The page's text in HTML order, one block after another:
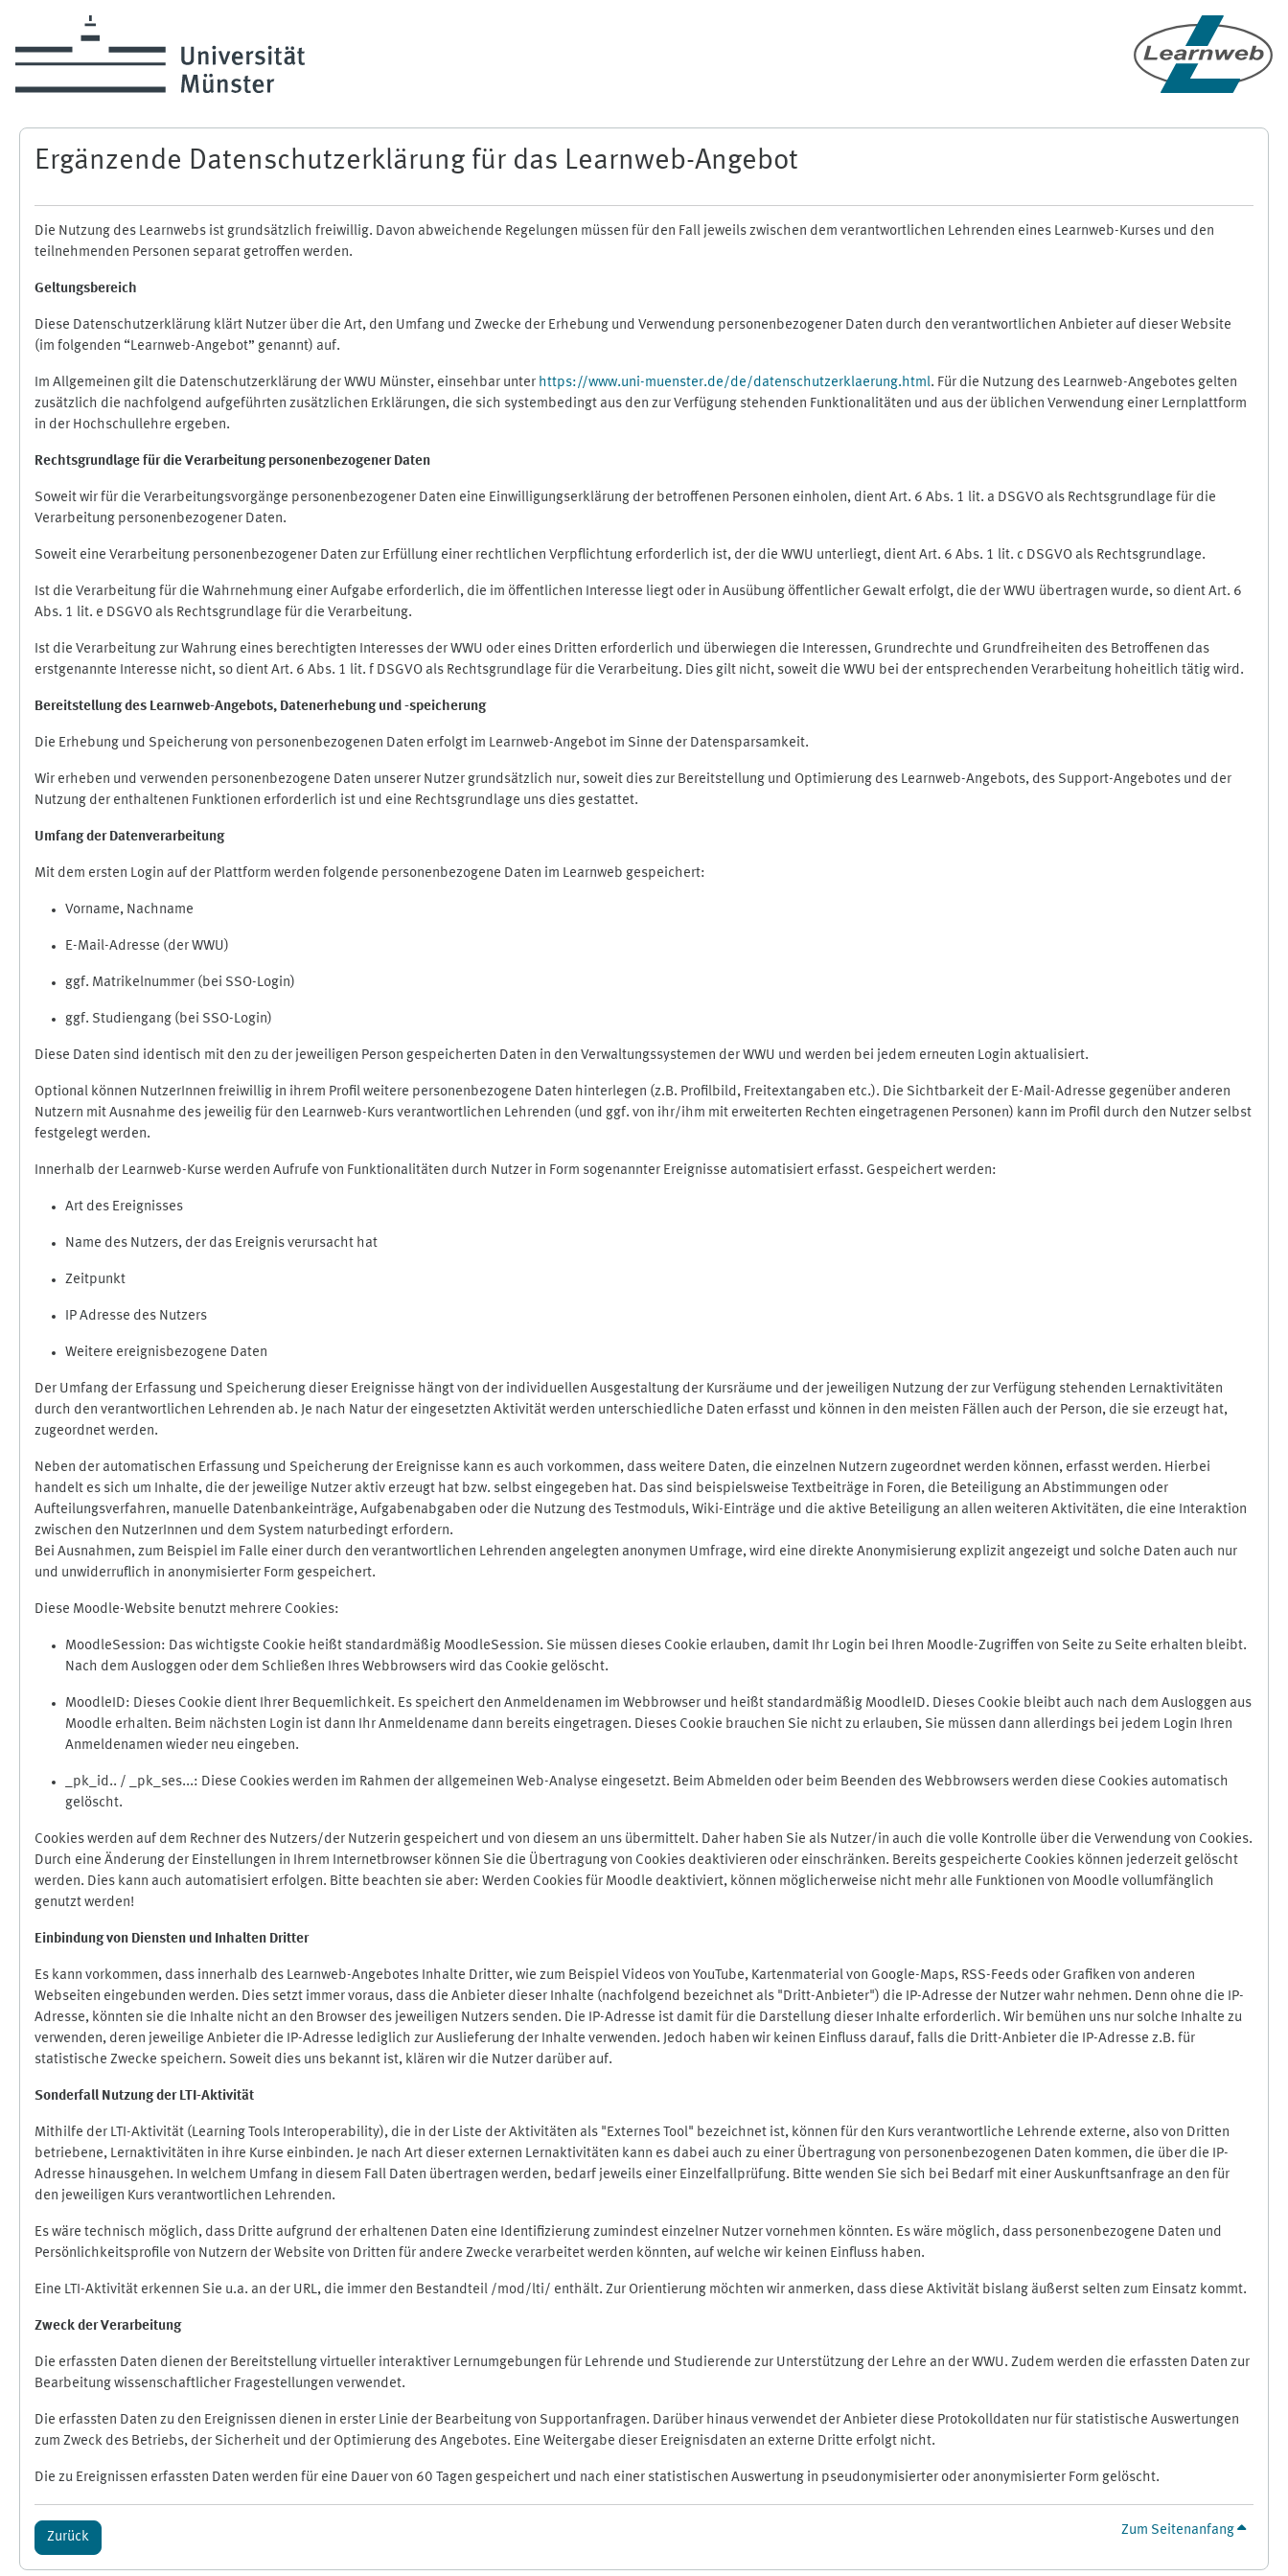
Ergänzende Datenschutzerklärung für das Learnweb-Angebot
Die Nutzung des Learnwebs ist grundsätzlich freiwillig. Davon abweichende Regelungen müssen für den Fall jeweils zwischen dem verantwortlichen Lehrenden eines Learnweb-Kurses und den
teilnehmenden Personen separat getroffen werden.
Geltungsbereich
Diese Datenschutzerklärung klärt Nutzer über die Art, den Umfang und Zwecke der Erhebung und Verwendung personenbezogener Daten durch den verantwortlichen Anbieter auf dieser Website
(im folgenden “Learnweb-Angebot” genannt) auf.
Im Allgemeinen gilt die Datenschutzerklärung der WWU Münster, einsehbar unter https://www.uni-muenster.de/de/datenschutzerklaerung.html. Für die Nutzung des Learnweb-Angebotes gelten
zusätzlich die nachfolgend aufgeführten zusätzlichen Erklärungen, die sich systembedingt aus den zur Verfügung stehenden Funktionalitäten und aus der üblichen Verwendung einer Lernplattform
in der Hochschullehre ergeben.
Rechtsgrundlage für die Verarbeitung personenbezogener Daten
Soweit wir für die Verarbeitungsvorgänge personenbezogener Daten eine Einwilligungserklärung der betroffenen Personen einholen, dient Art. 6 Abs. 1 lit. a DSGVO als Rechtsgrundlage für die
Verarbeitung personenbezogener Daten.
Soweit eine Verarbeitung personenbezogener Daten zur Erfüllung einer rechtlichen Verpflichtung erforderlich ist, der die WWU unterliegt, dient Art. 6 Abs. 1 lit. c DSGVO als Rechtsgrundlage.
Ist die Verarbeitung für die Wahrnehmung einer Aufgabe erforderlich, die im öffentlichen Interesse liegt oder in Ausübung öffentlicher Gewalt erfolgt, die der WWU übertragen wurde, so dient Art. 6
Abs. 1 lit. e DSGVO als Rechtsgrundlage für die Verarbeitung.
Ist die Verarbeitung zur Wahrung eines berechtigten Interesses der WWU oder eines Dritten erforderlich und überwiegen die Interessen, Grundrechte und Grundfreiheiten des Betroffenen das
erstgenannte Interesse nicht, so dient Art. 6 Abs. 1 lit. f DSGVO als Rechtsgrundlage für die Verarbeitung. Dies gilt nicht, soweit die WWU bei der entsprechenden Verarbeitung hoheitlich tätig wird.
Bereitstellung des Learnweb-Angebots, Datenerhebung und -speicherung
Die Erhebung und Speicherung von personenbezogenen Daten erfolgt im Learnweb-Angebot im Sinne der Datensparsamkeit.
Wir erheben und verwenden personenbezogene Daten unserer Nutzer grundsätzlich nur, soweit dies zur Bereitstellung und Optimierung des Learnweb-Angebots, des Support-Angebotes und der
Nutzung der enthaltenen Funktionen erforderlich ist und eine Rechtsgrundlage uns dies gestattet.
Umfang der Datenverarbeitung
Mit dem ersten Login auf der Plattform werden folgende personenbezogene Daten im Learnweb gespeichert:
Vorname, Nachname
E-Mail-Adresse (der WWU)
ggf. Matrikelnummer (bei SSO-Login)
ggf. Studiengang (bei SSO-Login)
Diese Daten sind identisch mit den zu der jeweiligen Person gespeicherten Daten in den Verwaltungssystemen der WWU und werden bei jedem erneuten Login aktualisiert.
Optional können NutzerInnen freiwillig in ihrem Profil weitere personenbezogene Daten hinterlegen (z.B. Profilbild, Freitextangaben etc.). Die Sichtbarkeit der E-Mail-Adresse gegenüber anderen
Nutzern mit Ausnahme des jeweilig für den Learnweb-Kurs verantwortlichen Lehrenden (und ggf. von ihr/ihm mit erweiterten Rechten eingetragenen Personen) kann im Profil durch den Nutzer selbst
festgelegt werden.
Innerhalb der Learnweb-Kurse werden Aufrufe von Funktionalitäten durch Nutzer in Form sogenannter Ereignisse automatisiert erfasst. Gespeichert werden:
Art des Ereignisses
Name des Nutzers, der das Ereignis verursacht hat
Zeitpunkt
IP Adresse des Nutzers
Weitere ereignisbezogene Daten
Der Umfang der Erfassung und Speicherung dieser Ereignisse hängt von der individuellen Ausgestaltung der Kursräume und der jeweiligen Nutzung der zur Verfügung stehenden Lernaktivitäten
durch den verantwortlichen Lehrenden ab. Je nach Natur der eingesetzten Aktivität werden unterschiedliche Daten erfasst und können in den meisten Fällen auch der Person, die sie erzeugt hat,
zugeordnet werden.
Neben der automatischen Erfassung und Speicherung der Ereignisse kann es auch vorkommen, dass weitere Daten, die einzelnen Nutzern zugeordnet werden können, erfasst werden. Hierbei
handelt es sich um Inhalte, die der jeweilige Nutzer aktiv erzeugt hat bzw. selbst eingegeben hat. Das sind beispielsweise Textbeiträge in Foren, die Beteiligung an Abstimmungen oder
Aufteilungsverfahren, manuelle Datenbankeinträge, Aufgabenabgaben oder die Nutzung des Testmoduls, Wiki-Einträge und die aktive Beteiligung an allen weiteren Aktivitäten, die eine Interaktion
zwischen den NutzerInnen und dem System naturbedingt erfordern.
Bei Ausnahmen, zum Beispiel im Falle einer durch den verantwortlichen Lehrenden angelegten anonymen Umfrage, wird eine direkte Anonymisierung explizit angezeigt und solche Daten auch nur
und unwiderruflich in anonymisierter Form gespeichert.
Diese Moodle-Website benutzt mehrere Cookies:
MoodleSession: Das wichtigste Cookie heißt standardmäßig MoodleSession. Sie müssen dieses Cookie erlauben, damit Ihr Login bei Ihren Moodle-Zugriffen von Seite zu Seite erhalten bleibt.
Nach dem Ausloggen oder dem Schließen Ihres Webbrowsers wird das Cookie gelöscht.
MoodleID: Dieses Cookie dient Ihrer Bequemlichkeit. Es speichert den Anmeldenamen im Webbrowser und heißt standardmäßig MoodleID. Dieses Cookie bleibt auch nach dem Ausloggen aus
Moodle erhalten. Beim nächsten Login ist dann Ihr Anmeldename dann bereits eingetragen. Dieses Cookie brauchen Sie nicht zu erlauben, Sie müssen dann allerdings bei jedem Login Ihren
Anmeldenamen wieder neu eingeben.
_pk_id.. / _pk_ses...: Diese Cookies werden im Rahmen der allgemeinen Web-Analyse eingesetzt. Beim Abmelden oder beim Beenden des Webbrowsers werden diese Cookies automatisch
gelöscht.
Cookies werden auf dem Rechner des Nutzers/der Nutzerin gespeichert und von diesem an uns übermittelt. Daher haben Sie als Nutzer/in auch die volle Kontrolle über die Verwendung von Cookies.
Durch eine Änderung der Einstellungen in Ihrem Internetbrowser können Sie die Übertragung von Cookies deaktivieren oder einschränken. Bereits gespeicherte Cookies können jederzeit gelöscht
werden. Dies kann auch automatisiert erfolgen. Bitte beachten sie aber: Werden Cookies für Moodle deaktiviert, können möglicherweise nicht mehr alle Funktionen von Moodle vollumfänglich
genutzt werden!
Einbindung von Diensten und Inhalten Dritter
Es kann vorkommen, dass innerhalb des Learnweb-Angebotes Inhalte Dritter, wie zum Beispiel Videos von YouTube, Kartenmaterial von Google-Maps, RSS-Feeds oder Grafiken von anderen
Webseiten eingebunden werden. Dies setzt immer voraus, dass die Anbieter dieser Inhalte (nachfolgend bezeichnet als "Dritt-Anbieter") die IP-Adresse der Nutzer wahr nehmen. Denn ohne die IP-
Adresse, könnten sie die Inhalte nicht an den Browser des jeweiligen Nutzers senden. Die IP-Adresse ist damit für die Darstellung dieser Inhalte erforderlich. Wir bemühen uns nur solche Inhalte zu
verwenden, deren jeweilige Anbieter die IP-Adresse lediglich zur Auslieferung der Inhalte verwenden. Jedoch haben wir keinen Einfluss darauf, falls die Dritt-Anbieter die IP-Adresse z.B. für
statistische Zwecke speichern. Soweit dies uns bekannt ist, klären wir die Nutzer darüber auf.
Sonderfall Nutzung der LTI-Aktivität
Mithilfe der LTI-Aktivität (Learning Tools Interoperability), die in der Liste der Aktivitäten als "Externes Tool" bezeichnet ist, können für den Kurs verantwortliche Lehrende externe, also von Dritten
betriebene, Lernaktivitäten in ihre Kurse einbinden. Je nach Art dieser externen Lernaktivitäten kann es dabei auch zu einer Übertragung von personenbezogenen Daten kommen, die über die IP-
Adresse hinausgehen. In welchem Umfang in diesem Fall Daten übertragen werden, bedarf jeweils einer Einzelfallprüfung. Bitte wenden Sie sich bei Bedarf mit einer Auskunftsanfrage an den für
den jeweiligen Kurs verantwortlichen Lehrenden.
Es wäre technisch möglich, dass Dritte aufgrund der erhaltenen Daten eine Identifizierung zumindest einzelner Nutzer vornehmen könnten. Es wäre möglich, dass personenbezogene Daten und
Persönlichkeitsprofile von Nutzern der Website von Dritten für andere Zwecke verarbeitet werden könnten, auf welche wir keinen Einfluss haben.
Eine LTI-Aktivität erkennen Sie u.a. an der URL, die immer den Bestandteil /mod/lti/ enthält. Zur Orientierung möchten wir anmerken, dass diese Aktivität bislang äußerst selten zum Einsatz kommt.
Zweck der Verarbeitung
Die erfassten Daten dienen der Bereitstellung virtueller interaktiver Lernumgebungen für Lehrende und Studierende zur Unterstützung der Lehre an der WWU. Zudem werden die erfassten Daten zur
Bearbeitung wissenschaftlicher Fragestellungen verwendet.
Die erfassten Daten zu den Ereignissen dienen in erster Linie der Bearbeitung von Supportanfragen. Darüber hinaus verwendet der Anbieter diese Protokolldaten nur für statistische Auswertungen
zum Zweck des Betriebs, der Sicherheit und der Optimierung des Angebotes. Eine Weitergabe dieser Ereignisdaten an externe Dritte erfolgt nicht.
Die zu Ereignissen erfassten Daten werden für eine Dauer von 60 Tagen gespeichert und nach einer statistischen Auswertung in pseudonymisierter oder anonymisierter Form gelöscht.
Zurück Zum Seitenanfang